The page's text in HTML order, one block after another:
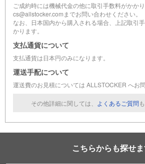
ご成約時には機械代金の他に取引手数料がかか
cs@allstocker.comまでお問い合わせください。
なお、日本国内から購入される場合、上記取引
かります。
支払通貨について
支払通貨は日本円のみになります。
運送手配について
運送費のお見積については ALLSTOCKER へお
その他詳細に関しては、 よくあるご質問
こちらからも探せ